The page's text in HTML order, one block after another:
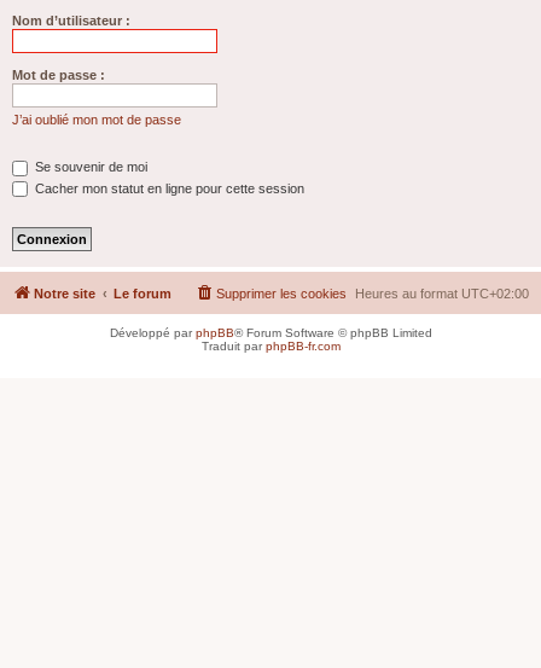
Nom d’utilisateur :
Mot de passe :
J’ai oublié mon mot de passe
Se souvenir de moi
Cacher mon statut en ligne pour cette session
Notre site Le forum Heures au format UTC+02:00
Supprimer les cookies
Développé parphpBB® Forum Software © phpBB Limited
Traduit parphpBB-fr.com